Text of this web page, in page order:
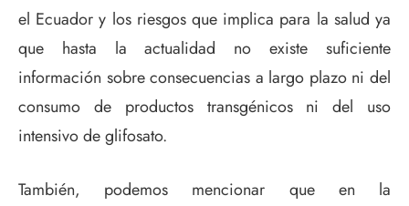
el Ecuador y los riesgos que implica para la salud ya
que hasta la actualidad no existe suficiente
información sobre consecuencias a largo plazo ni del
consumo de productos transgénicos ni del uso
intensivo de glifosato.
También, podemos mencionar que en la